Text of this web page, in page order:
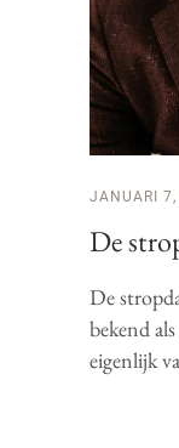
JANUARI 7,
De
De
bekend
eigenlijk